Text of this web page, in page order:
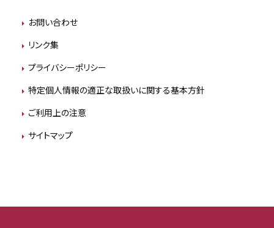
お問い合わせ
リンク集
プライバシーポリシー
特定個人情報の適正な取扱いに関する基本方針
ご利用上の注意
サイトマップ